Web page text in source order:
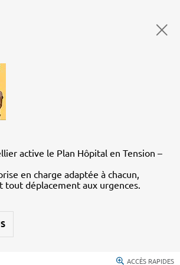
active le Plan Hôpital en Tension –
en charge adaptée à chacun,
tout déplacement aux urgences.
ACCÈS RAPIDES